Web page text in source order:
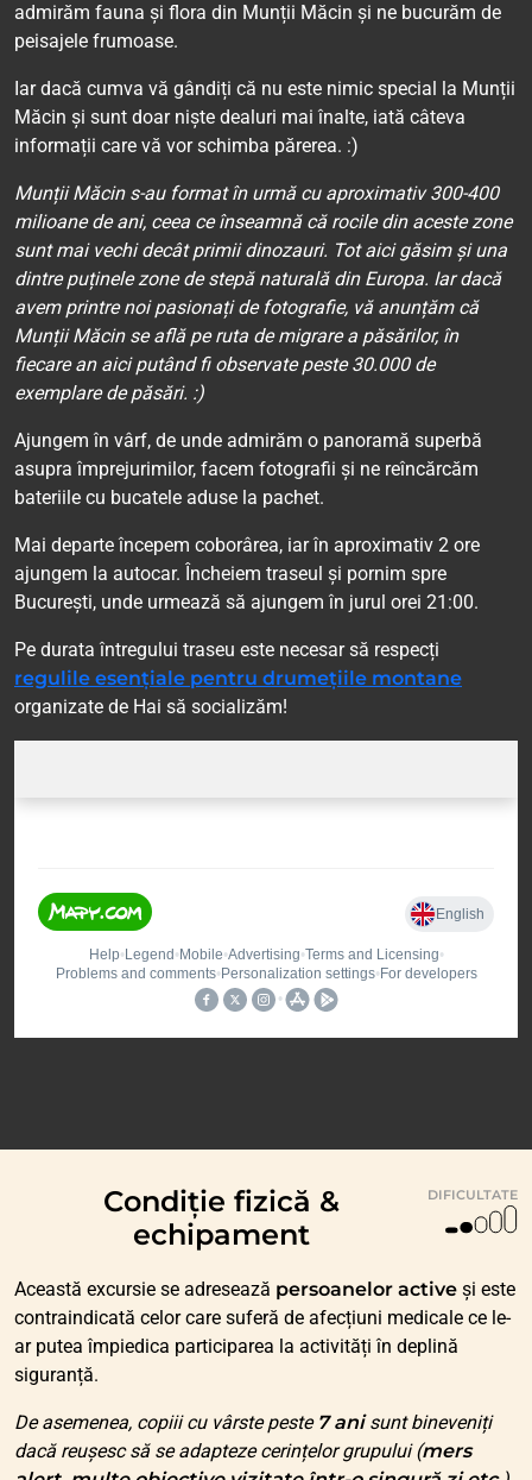
admirăm fauna și flora din Munții Măcin și ne bucurăm de
peisajele frumoase.
Iar dacă cumva vă gândiți că nu este nimic special la Munții
Măcin și sunt doar niște dealuri mai înalte, iată câteva
informații care vă vor schimba părerea. :)
Munții Măcin s-au format în urmă cu aproximativ 300-400
milioane de ani, ceea ce înseamnă că rocile din aceste zone
sunt mai vechi decât primii dinozauri. Tot aici găsim și una
dintre puținele zone de stepă naturală din Europa. Iar dacă
avem printre noi pasionați de fotografie, vă anunțăm că
Munții Măcin se află pe ruta de migrare a păsărilor, în
fiecare an aici putând fi observate peste 30.000 de
exemplare de păsări. :)
Ajungem în vârf, de unde admirăm o panoramă superbă
asupra împrejurimilor, facem fotografii și ne reîncărcăm
bateriile cu bucatele aduse la pachet.
Mai departe începem coborârea, iar în aproximativ 2 ore
ajungem la autocar. Încheiem traseul și pornim spre
București, unde urmează să ajungem în jurul orei 21:00.
Pe durata întregului traseu este necesar să respecți
regulile esențiale pentru drumețiile montane
organizate de Hai să socializăm!
Condiție fizică &
echipament
DIFICULTATE
Această excursie se adresează persoanelor active și este
contraindicată celor care suferă de afecțiuni medicale ce le-
ar putea împiedica participarea la activități în deplină
siguranță.
De asemenea, copiii cu vârste peste 7 anisunt bineveniți
dacă reușesc să se adapteze cerințelor grupului (mers